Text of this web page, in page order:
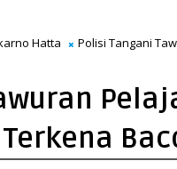
Hatta
Polisi Tangani